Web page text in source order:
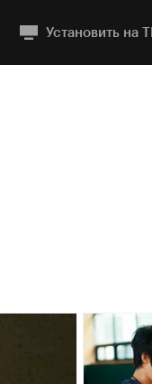
Установить на